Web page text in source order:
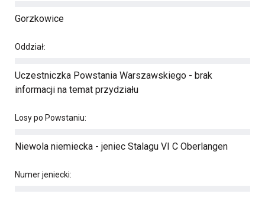
Gorzkowice
Oddział:
Uczestniczka Powstania Warszawskiego - brak
informacji na temat przydziału
Losy po Powstaniu:
Niewola niemiecka - jeniec Stalagu VI C Oberlangen
Numer jeniecki: